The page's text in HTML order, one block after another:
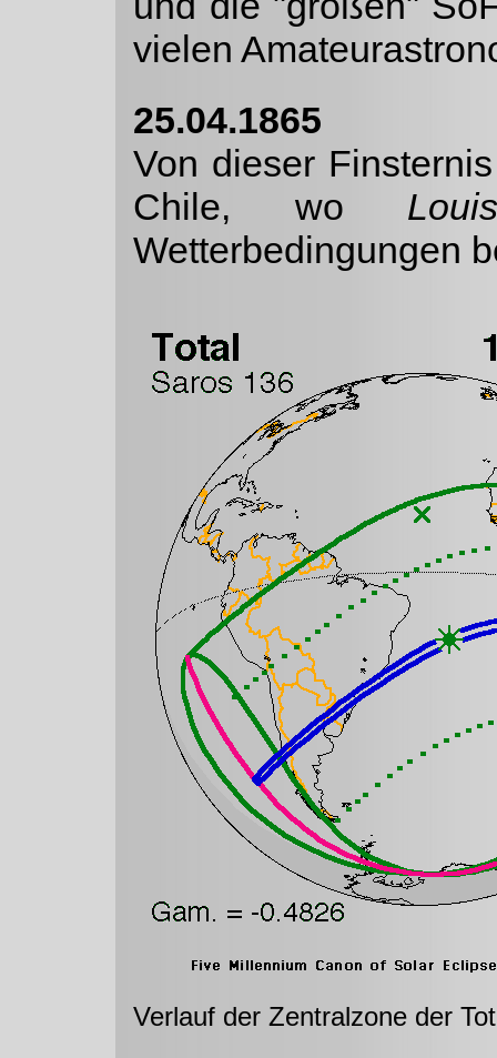
vielen
25.04.1865
Von dieser
Chile, wo
Wetterbedingungen
Verlauf der Zentralzone der